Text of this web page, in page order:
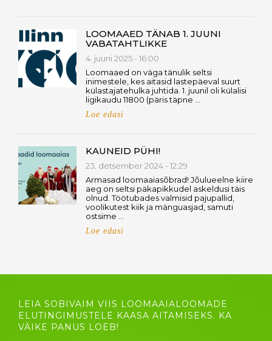
LOOMAAED TÄNAB 1. JUUNI
VABATAHTLIKKE
4. juuni 2025 - 16:00
Loomaaed on väga tänulik seltsi
inimestele, kes aitasid lastepäeval suurt
külastajatehulka juhtida. 1. juunil oli külalisi
ligikaudu 11800 (päris täpne …
Loe edasi
KAUNEID PÜHI!
23. detsember 2024 - 12:29
Armasad loomaaiasõbrad! Jõulueelne kiire
aeg on seltsi päkapikkudel askeldusi täis
olnud. Töötubades valmisid pajupallid,
voolikutest kiik ja mänguasjad, samuti
ostsime …
Loe edasi
LEIA SOBIVAIM VIIS LOOMAAIALOOMADE
ELUTINGIMUSTELE KAASA AITAMISEKS. KA
VÄIKE PANUS LOEB!